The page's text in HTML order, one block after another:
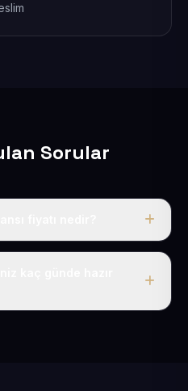
Sorular
USD + KDV. Bu bedele alan